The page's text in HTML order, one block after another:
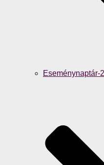
Eseménynaptár-